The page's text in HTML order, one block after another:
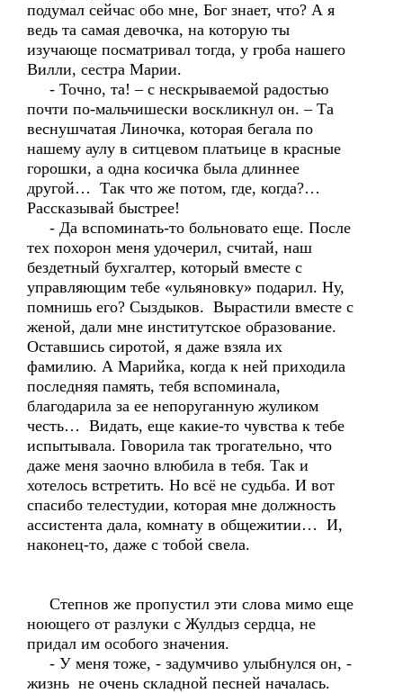
подумал сейчас обо мне, Бог знает, что? А я
ведь та самая девочка, на которую ты
изучающе посматривал тогда, у гроба нашего
Вилли, сестра Марии.
- Точно, та! – с нескрываемой радостью
почти по-мальчишески воскликнул он. – Та
веснушчатая Линочка, которая бегала по
нашему аулу в ситцевом платьице в красные
горошки, а одна косичка была длиннее
другой… Так что же потом, где, когда?…
Рассказывай быстрее!
- Да вспоминать-то больновато еще. После
тех похорон меня удочерил, считай, наш
бездетный бухгалтер, который вместе с
управляющим тебе «ульяновку» подарил. Ну,
помнишь его? Сыздыков. Вырастили вместе с
женой, дали мне институтское образование.
Оставшись сиротой, я даже взяла их
фамилию. А Марийка, когда к ней приходила
последняя память, тебя вспоминала,
благодарила за ее непоруганную жуликом
честь… Видать, еще какие-то чувства к тебе
испытывала. Говорила так трогательно, что
даже меня заочно влюбила в тебя. Так и
хотелось встретить. Но всё не судьба. И вот
спасибо телестудии, которая мне должность
ассистента дала, комнату в общежитии… И,
наконец-то, даже с тобой свела.
Степнов же пропустил эти слова мимо еще
ноющего от разлуки с Жулдыз сердца, не
придал им особого значения.
- У меня тоже, - задумчиво улыбнулся он, -
жизнь не очень складной песней началась.